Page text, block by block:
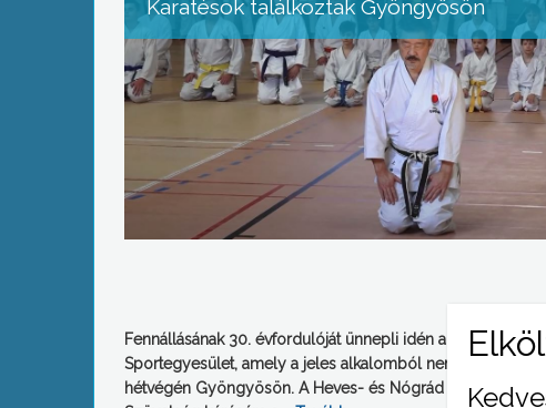
Karatésok találkoztak Gyöngyösön
Fennállásának 30. évfordulóját ünnepli idén a Mátrai
Sportegyesület, amely a jeles alkalomból nemzetközi
hétvégén Gyöngyösön. A Heves- és Nógrád megyét